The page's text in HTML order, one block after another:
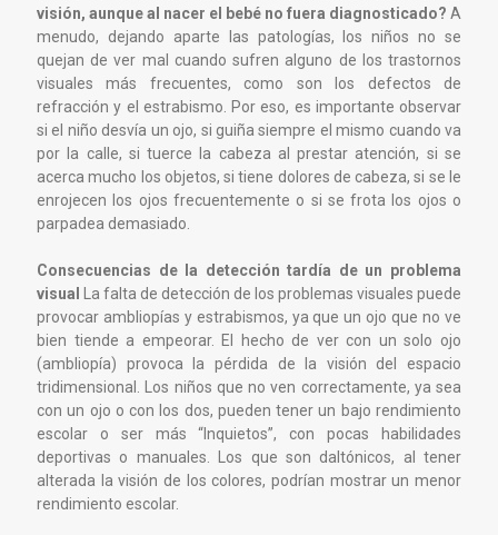
visión, aunque al nacer el bebé no fuera diagnosticado? A
menudo, dejando aparte las patologías, los niños no se
quejan de ver mal cuando sufren alguno de los trastornos
visuales más frecuentes, como son los defectos de
refracción y el estrabismo. Por eso, es importante observar
si el niño desvía un ojo, si guiña siempre el mismo cuando va
por la calle, si tuerce la cabeza al prestar atención, si se
acerca mucho los objetos, si tiene dolores de cabeza, si se le
enrojecen los ojos frecuentemente o si se frota los ojos o
parpadea demasiado.
Consecuencias de la detección tardía de un problema
visual
La falta de detección de los problemas visuales puede
provocar ambliopías y estrabismos, ya que un ojo que no ve
bien tiende a empeorar. El hecho de ver con un solo ojo
(ambliopía) provoca la pérdida de la visión del espacio
tridimensional. Los niños que no ven correctamente, ya sea
con un ojo o con los dos, pueden tener un bajo rendimiento
escolar o ser más “Inquietos”, con pocas habilidades
deportivas o manuales. Los que son daltónicos, al tener
alterada la visión de los colores, podrían mostrar un menor
rendimiento escolar.